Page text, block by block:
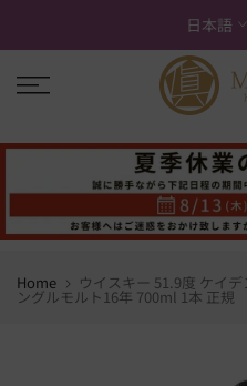
キ
ッ
プ
る
日本語
Home ウイスキー 51.9度 ケイ
ングルモルト16年 700ml 1本 正規